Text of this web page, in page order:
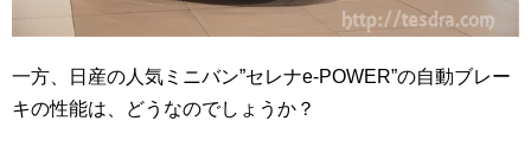
一方、日産の人気ミニバン”セレナe-POWER”の自動ブレー
キの性能は、どうなのでしょうか？